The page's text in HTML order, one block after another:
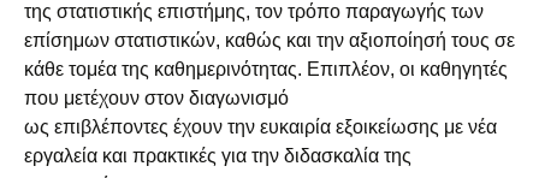
της στατιστικής επιστήμης, τον τρόπο παραγωγής των
επίσημων στατιστικών, καθώς και την αξιοποίησή τους σε
κάθε τομέα της καθημερινότητας. Επιπλέον, οι καθηγητές
που μετέχουν στον διαγωνισμό
ως επιβλέποντες έχουν την ευκαιρία εξοικείωσης με νέα
εργαλεία και πρακτικές για την διδασκαλία της